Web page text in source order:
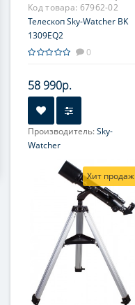
Код товара: 67962-02
Телескоп Sky-Watcher BK
1309EQ2
0
58 990р.
Производитель:Sky-
Watcher
Увеличение, крат:
Диаметр главного зеркала
(апертура), мм:
Фокусное расстояние, мм:
Максимальное полезное
увеличение, крат:
260
Хит продаж